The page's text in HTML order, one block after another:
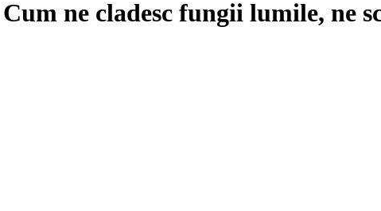
ne cladesc fungii lumile, ne